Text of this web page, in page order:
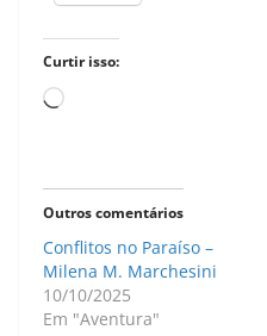
Curtir isso:
Carregando...
Outros comentários
Conflitos no Paraíso –
Milena M. Marchesini
10/10/2025
Em "Aventura"